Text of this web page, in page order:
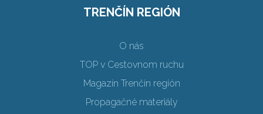
TRENČÍN REGIÓN
O nás
TOP v Cestovnom ruchu
Magazín Trenčín región
Propagačné materiály